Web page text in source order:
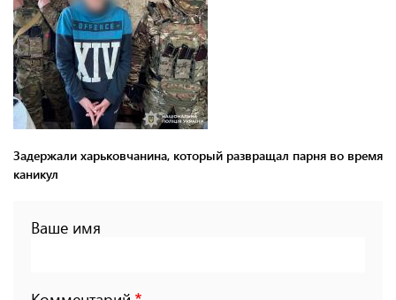
Задержали харьковчанина, который развращал парня во время
каникул
Ваше имя